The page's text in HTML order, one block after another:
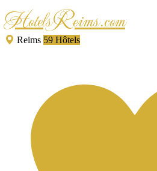
HotelsReims.com
Reims 59 Hôtels